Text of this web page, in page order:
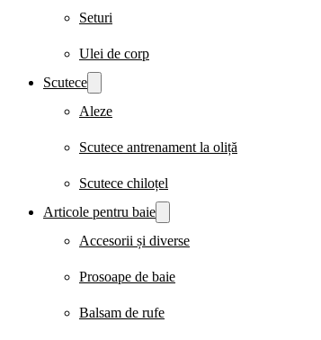
Seturi
Ulei de corp
Scutece
Aleze
Scutece antrenament la oliță
Scutece chiloțel
Articole pentru baie
Accesorii și diverse
Prosoape de baie
Balsam de rufe